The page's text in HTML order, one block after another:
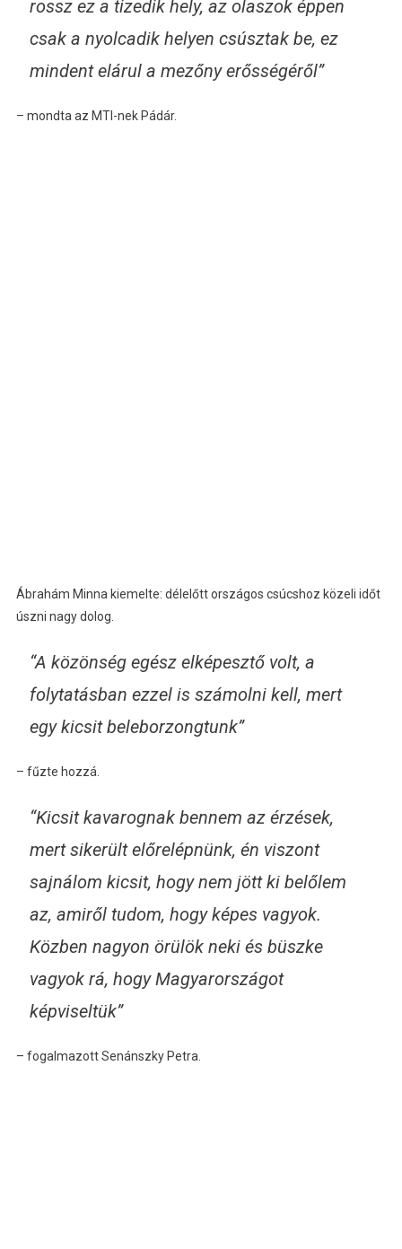
rossz ez a tizedik hely, az olaszok éppen
csak a nyolcadik helyen csúsztak be, ez
mindent elárul a mezőny erősségéről”
– mondta az MTI-nek Pádár.
Ábrahám Minna kiemelte: délelőtt országos csúcshoz közeli időt
úszni nagy dolog.
“A közönség egész elképesztő volt, a
folytatásban ezzel is számolni kell, mert
egy kicsit beleborzongtunk”
– fűzte hozzá.
“Kicsit kavarognak bennem az érzések,
mert sikerült előrelépnünk, én viszont
sajnálom kicsit, hogy nem jött ki belőlem
az, amiről tudom, hogy képes vagyok.
Közben nagyon örülök neki és büszke
vagyok rá, hogy Magyarországot
képviseltük”
– fogalmazott Senánszky Petra.